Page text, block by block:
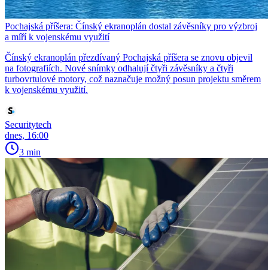
Pochajská příšera: Čínský ekranoplán dostal závěsníky pro výzbroj
a míří k vojenskému využití
Čínský ekranoplán přezdívaný Pochajská příšera se znovu objevil
na fotografiích. Nové snímky odhalují čtyři závěsníky a čtyři
turbovrtulové motory, což naznačuje možný posun projektu směrem
k vojenskému využití.
Securitytech
dnes, 16:00
3 min